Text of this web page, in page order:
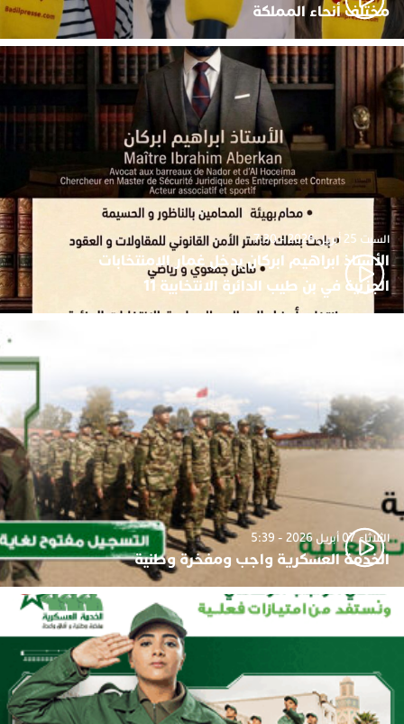
مختلف أنحاء المملكة
السبت 25 أبريل 2026 - 7:30
الأستاذ ابراهيم ابركان يدخل غمار الامنتخابات
الجزئية في بن طيب الدائرة الانتخابية 11
الثلاثاء 07 أبريل 2026 - 5:39
الخدمة العسكرية واجب ومفخرة وطنية